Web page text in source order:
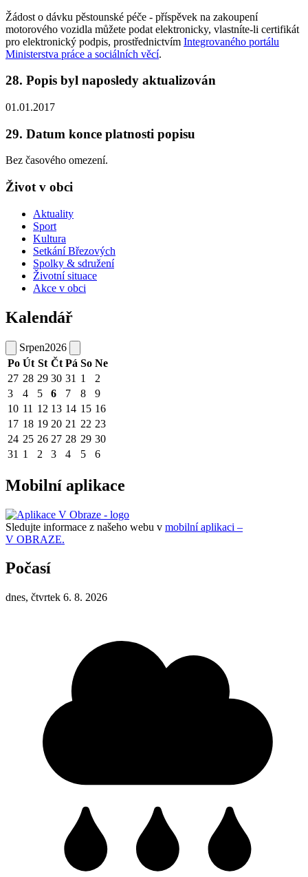
Žádost o dávku pěstounské péče - příspěvek na zakoupení
motorového vozidla můžete podat elektronicky, vlastníte-li certifikát
pro elektronický podpis, prostřednictvím Integrovaného portálu
Ministerstva práce a sociálních věcí.
28. Popis byl naposledy aktualizován
01.01.2017
29. Datum konce platnosti popisu
Bez časového omezení.
Život v obci
Aktuality
Sport
Kultura
Setkání Březových
Spolky & sdružení
Životní situace
Akce v obci
Kalendář
Srpen2026
Po Út St Čt Pá So Ne
27 28 29 30 31 1
2
3
4 5 6 7 8
9
10 11 12 13 14 15 16
17 18 19 20 21 22 23
24 25 26 27 28 29 30
31 1 2 3 4 5 6
Mobilní aplikace
Sledujte informace z našeho webu v mobilní aplikaci –
V OBRAZE.
Počasí
dnes, čtvrtek 6. 8. 2026